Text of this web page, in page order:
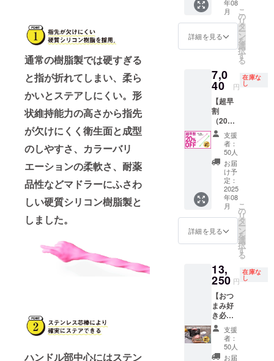
通常の樹脂製では硬すぎる
と指が折れてしまい、柔ら
かいとステアしにくい。形
状維持能力の高さから指先
が欠けにくく衛生面と成型
のしやすさ、カラーバリ
エーションの柔軟さ、耐薬
品性などマドラーにふさわ
しい硬質シリコン樹脂製と
しました。
ハンドル部中心にはステン
ンク 1
本 ・ハ
ラー ル
ミナス
コース
ター2枚
・カン
ゾー工
務店 5
袋
〈コー
スター2
枚 詳
細〉 ・
ゴムゴ
ムの
コース
ター
(Brick/
Banna
セット
計2枚入
り) ・サ
95mm×
95mm
〈カン
ゾー工
務店 詳
細〉 ・
名称：
しじみ
加工食
品（1日
料込み
ます ※
ご注文
材の供
給状
況、製
造工程
上の都
合等に
より出
荷時期
が遅れ
る場合
があり
ます ※
皆様の
支援に
より量
が向上
した場
売予定
価格が
下がる
可能性
もござ
いま
す。
2025年
8月頃か
らオン
ります
※ご注文
使用部
材の供
造工程
上の都
合等に
より出
荷時期
が遅れ
る場合
があり
ます ※
皆様の
支援に
より量
産効率
が向上
売予定
価格が
もござ
います
2025年
8月頃か
らオン
ライン
ショッ
プなど
にて一
を1本お
届け！
販売予
定価格
》3,520
円 〈内
ハンド
ラー ル
ミナス
1本 ※リ
ターン
はすべ
て税・
送料込
みの金
額にな
ります
※ご注文
状況、
使用部
造工程
上の都
合等に
より出
荷時期
が遅れ
る場合
があり
ます ※
皆様の
年08
月
詳細を見る
こ
の
リ
タ
ー
ン
を
選
択
す
る
7,0
40 円
在庫な
し
【超早
割
（20%
OFF）
】
CAMPF
IRE限定
PRICE
！割引
したマ
ドラー
を2本お
届け！
販売予
定価格
8,800円
%OFF
》7,040
円 〈内
容〉 ・
ハンド
ラー ピ
ンク 1
本 ・ハ
ンド
ラー ル
支援
者：
50人
お届
け予
定：
2025
年08
月
詳細を見る
こ
の
リ
タ
ー
ン
を
選
択
す
る
13,
250 円
在庫な
し
【おつ
まみ好
き必
見？！
カッコ
いい炭
火焼き
支援
者：
50人
お届